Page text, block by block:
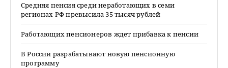
Средняя пенсия среди неработающих в семи
регионах РФ превысила 35 тысяч рублей
Работающих пенсионеров ждет прибавка к пенсии
В России разрабатывают новую пенсионную
программу